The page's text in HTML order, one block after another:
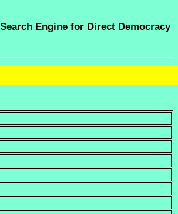
Engine for Direct Democracy